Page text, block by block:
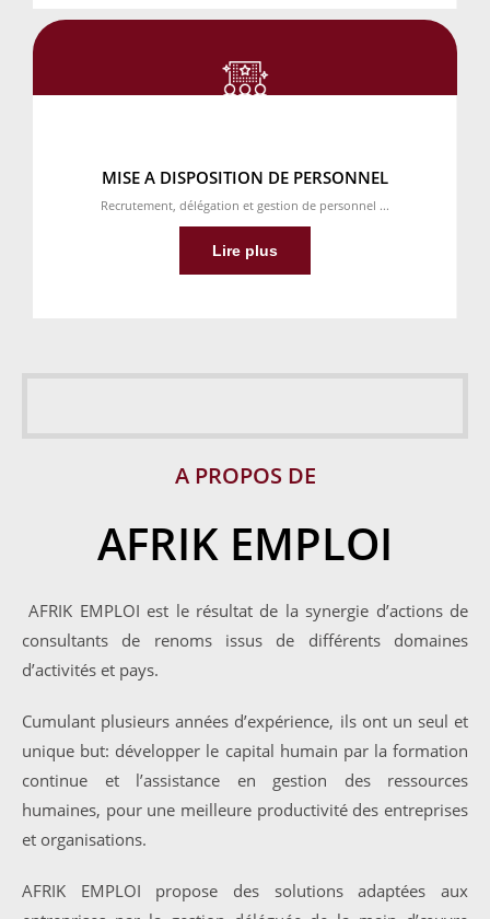
MISE A DISPOSITION DE PERSONNEL
Recrutement, délégation et gestion de personnel ...
Lire plus
A PROPOS DE
AFRIK EMPLOI
AFRIK EMPLOI est le résultat de la synergie d’actions de
consultants de renoms issus de différents domaines
d’activités et pays.
Cumulant plusieurs années d’expérience, ils ont un seul et
unique but: développer le capital humain par la formation
continue et l’assistance en gestion des ressources
humaines, pour une meilleure productivité des entreprises
et organisations.
AFRIK EMPLOI propose des solutions adaptées aux